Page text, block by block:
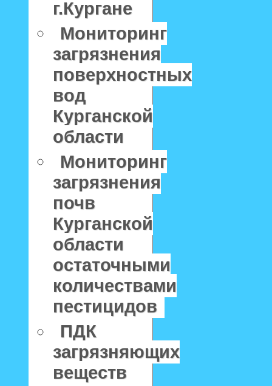
г.Кургане
Мониторинг
загрязнения
поверхностных
вод
Курганской
области
Мониторинг
загрязнения
почв
Курганской
области
остаточными
количествами
пестицидов
ПДК
загрязняющих
веществ